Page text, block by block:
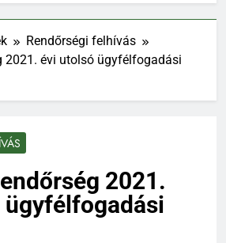
Rendőrségi felhívás
2021. évi utolsó ügyfélfogadási
2021.